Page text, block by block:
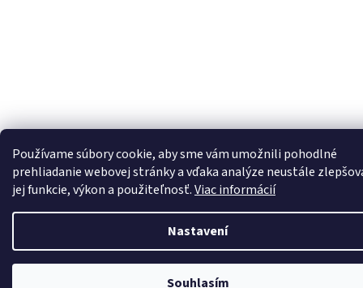
Používame súbory cookie, aby sme vám umožnili pohodlné
prehliadanie webovej stránky a vďaka analýze neustále
jej funkcie, výkon a použiteľnosť.Viac informácií
Nastavení
Souhlasím